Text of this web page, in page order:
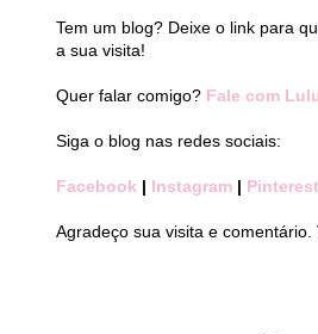
Tem um blog? Deixe o link para
a sua visita!
Quer falar comigo? Fale com
Siga o blog nas redes sociais:
Facebook | Instagram | Pinterest
Agradeço sua visita e comentário.